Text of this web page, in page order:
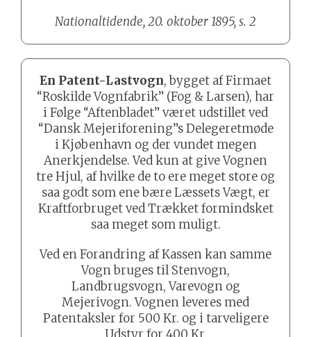
Nationaltidende, 20. oktober 1895, s. 2
En Patent-Lastvogn, bygget af Firmaet
“Roskilde Vognfabrik” (Fog & Larsen), har
i Følge “Aftenbladet” været udstillet ved
“Dansk Mejeriforening”s Delegeretmøde
i Kjøbenhavn og der vundet megen
Anerkjendelse. Ved kun at give Vognen
tre Hjul, af hvilke de to ere meget store og
saa godt som ene bære Læssets Vægt, er
Kraftforbruget ved Trækket formindsket
saa meget som muligt.
Ved en Forandring af Kassen kan samme
Vogn bruges til Stenvogn,
Landbrugsvogn, Varevogn og
Mejerivogn. Vognen leveres med
Patentaksler for 500 Kr. og i tarveligere